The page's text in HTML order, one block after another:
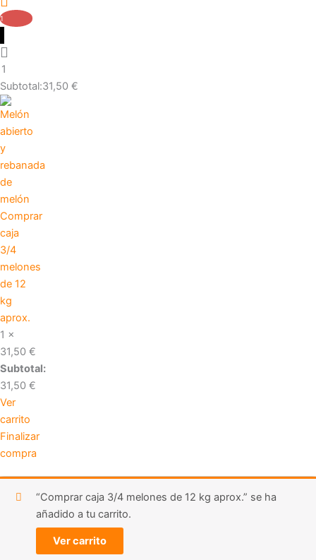
1
1
Subtotal:31,50 €
Comprar
caja
3/4
melones
de 12
kg
aprox.
1 ×
31,50 €
Subtotal:
31,50 €
Ver
carrito
Finalizar
compra
“Comprar caja 3/4 melones de 12 kg aprox.” se ha
añadido a tu carrito.
Ver carrito